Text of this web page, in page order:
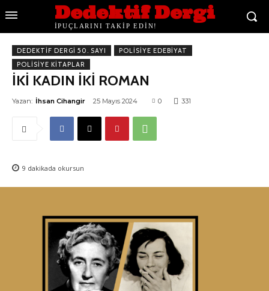
Dedektif Dergi
İPUÇLARINI TAKİP EDİN!
DEDEKTIF DERGI 50. SAYI
POLISIYE EDEBIYAT
POLISIYE KITAPLAR
İKİ KADIN İKİ ROMAN
Yazan: İhsan Cihangir 25 Mayıs 2024 0 331
9 dakikada okursun